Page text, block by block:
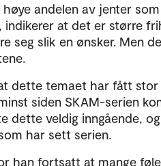
andelen av jenter som
indikerer at det er større
seg slik en ønsker. Men
dette temaet har fått stor
siden SKAM-serien
dette veldig inngående,
har sett serien.
han fortsatt at mange